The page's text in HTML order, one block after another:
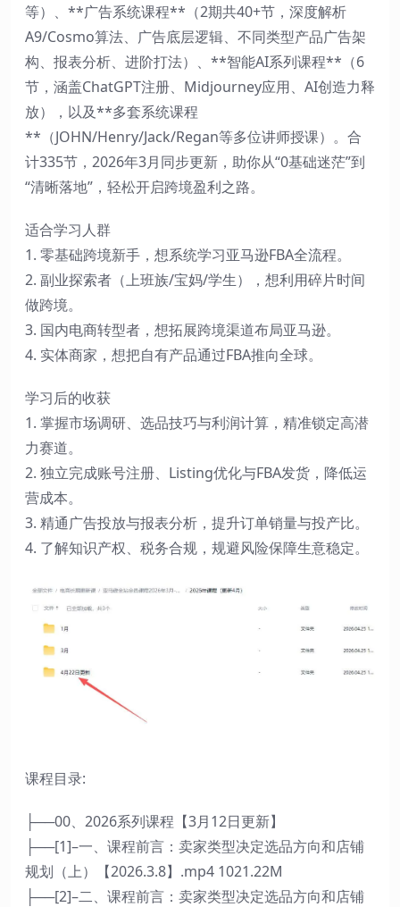
等）、**广告系统课程**（2期共40+节，深度解析
A9/Cosmo算法、广告底层逻辑、不同类型产品广告架
构、报表分析、进阶打法）、**智能AI系列课程**（6
节，涵盖ChatGPT注册、Midjourney应用、AI创造力释
放），以及**多套系统课程
**（JOHN/Henry/Jack/Regan等多位讲师授课）。合
计335节，2026年3月同步更新，助你从“0基础迷茫”到
“清晰落地”，轻松开启跨境盈利之路。
适合学习人群
1. 零基础跨境新手，想系统学习亚马逊FBA全流程。
2. 副业探索者（上班族/宝妈/学生），想利用碎片时间
做跨境。
3. 国内电商转型者，想拓展跨境渠道布局亚马逊。
4. 实体商家，想把自有产品通过FBA推向全球。
学习后的收获
1. 掌握市场调研、选品技巧与利润计算，精准锁定高潜
力赛道。
2. 独立完成账号注册、Listing优化与FBA发货，降低运
营成本。
3. 精通广告投放与报表分析，提升订单销量与投产比。
4. 了解知识产权、税务合规，规避风险保障生意稳定。
课程目录:
├──00、2026系列课程【3月12日更新】
├──[1]–一、课程前言：卖家类型决定选品方向和店铺
规划（上）【2026.3.8】.mp4 1021.22M
├──[2]–二、课程前言：卖家类型决定选品方向和店铺